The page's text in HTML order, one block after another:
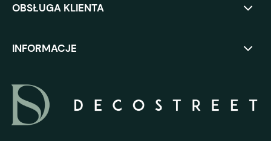
OBSŁUGA KLIENTA
INFORMACJE